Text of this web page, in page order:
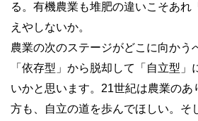
る。有機農業も堆肥の違いこそあれ
えやしないか。
農業の次のステージがどこに向かう
「依存型」から脱却して「自立型」
いかと思います。21世紀は農業のあ
方も、自立の道を歩んでほしい。そ